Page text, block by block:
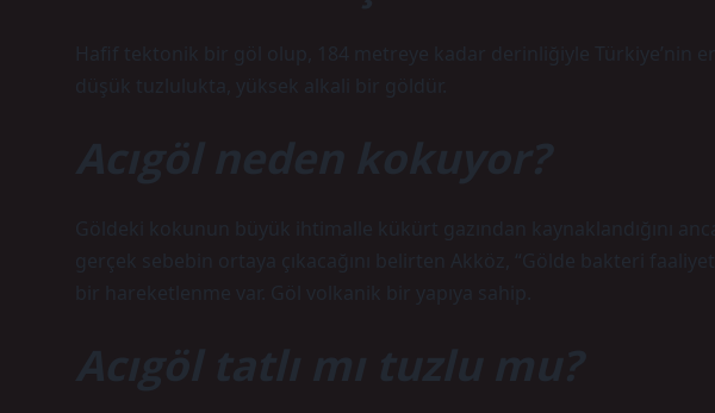
Hafif tektonik bir göl olup, 184 metreye kadar derinliğiyle Türkiye’nin
düşük tuzlulukta, yüksek alkali bir göldür.
Acıgöl neden kokuyor?
Göldeki kokunun büyük ihtimalle kükürt gazından kaynaklandığını
gerçek sebebin ortaya çıkacağını belirten Akköz, “Gölde bakteri
bir hareketlenme var. Göl volkanik bir yapıya sahip.
Acıgöl tatlı mı tuzlu mu?